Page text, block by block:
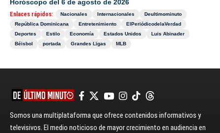
Horóscopo del 6 de agosto de 2026
Enlaces rápidos: Nacionales Internacionales
Deultimominuto
República Dominicana
Entretenimiento
ElPeriódicodelaVerdad
Deportes
Estilo Economía Estados Unidos
Luis Abinader
Béisbol
portada Grandes Ligas MLB
Somos una multiplataforma que ofrece contenidos informativos y
televisivos. El medio noticioso de mayor crecimiento en audiencia en